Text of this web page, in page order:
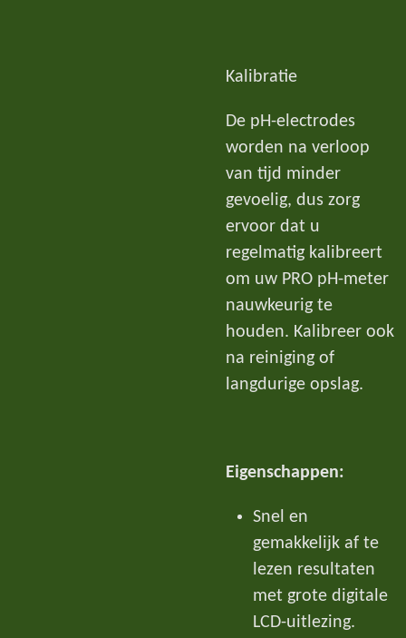
Kalibratie
De pH-electrodes
worden na verloop
van tijd minder
gevoelig, dus zorg
ervoor dat u
regelmatig kalibreert
om uw PRO pH-meter
nauwkeurig te
houden. Kalibreer ook
na reiniging of
langdurige opslag.
Eigenschappen:
Snel en
gemakkelijk af te
lezen resultaten
met grote digitale
LCD-uitlezing.